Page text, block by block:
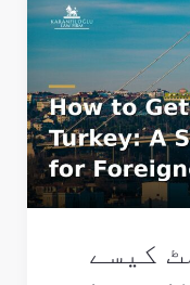
کیسے